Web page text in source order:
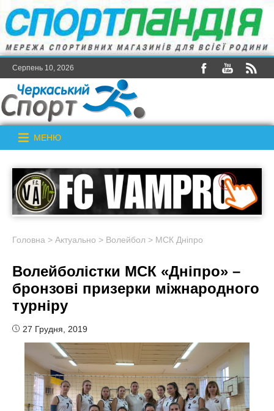
Серпень 10, 2026
МЕНЮ
Головна > Актуально > Волейбол > МСК Дніпро
Волейболістки МСК «Дніпро» –
бронзові призерки міжнародного
турніру
27 Грудня, 2019